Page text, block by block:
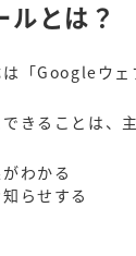
とは？
「Googleウェ
きることは、
わかる
らせする